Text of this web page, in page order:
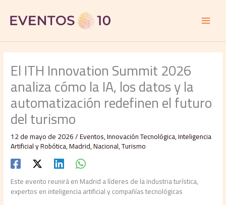
contenido
El ITH Innovation Summit 2026
analiza cómo la IA, los datos y la
automatización redefinen el futuro
del turismo
12 de mayo de 2026/Eventos,Innovación Tecnológica,Inteligencia
Artificial y Robótica,Madrid,Nacional,Turismo
Este evento reunirá en Madrid a líderes de la industria turística,
expertos en inteligencia artificial y compañías tecnológicas